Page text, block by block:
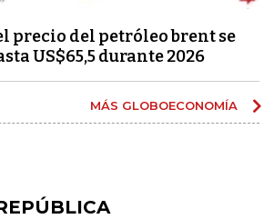
precio del petróleo brent se
US$65,5 durante 2026
MÁS GLOBOECONOMÍA